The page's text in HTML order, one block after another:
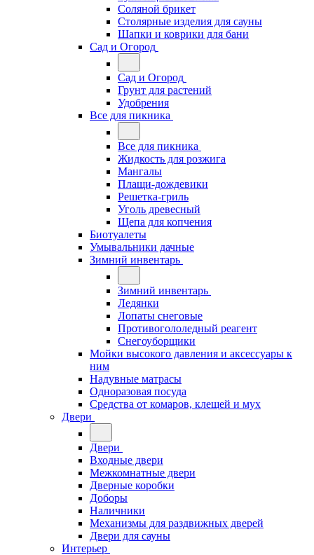
Соляной брикет
Столярные изделия для сауны
Шапки и коврики для бани
Сад и Огород
Сад и Огород
Грунт для растений
Удобрения
Все для пикника
Все для пикника
Жидкость для розжига
Мангалы
Плащи-дождевики
Решетка-гриль
Уголь древесный
Щепа для копчения
Биотуалеты
Умывальники дачные
Зимний инвентарь
Зимний инвентарь
Ледянки
Лопаты снеговые
Противогололедный реагент
Снегоуборщики
Мойки высокого давления и аксессуары к
ним
Надувные матрасы
Одноразовая посуда
Средства от комаров, клещей и мух
Двери
Двери
Входные двери
Межкомнатные двери
Дверные коробки
Доборы
Наличники
Механизмы для раздвижных дверей
Двери для сауны
Интерьер